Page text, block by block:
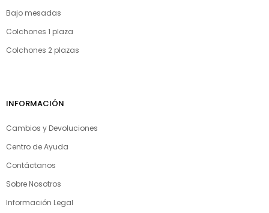
Bajo mesadas
Colchones 1 plaza
Colchones 2 plazas
INFORMACIÓN
Cambios y Devoluciones
Centro de Ayuda
Contáctanos
Sobre Nosotros
Información Legal